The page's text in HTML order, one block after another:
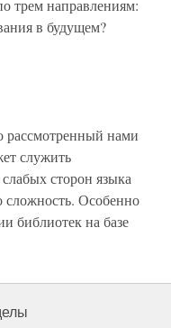
трем направлениям:
в будущем?
рассмотренный нами
служить
сторон языка
сложность. Особенно
библиотек на базе